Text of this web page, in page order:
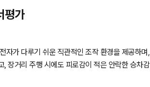
평가
자가 다루기 쉬운 직관적인 조작 환경을 제공하며,
장거리 주행 시에도 피로감이 적은 안락한 승차감